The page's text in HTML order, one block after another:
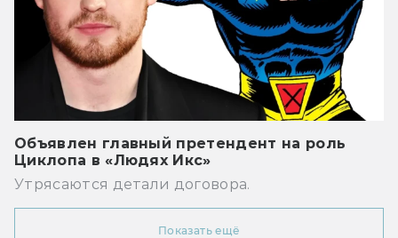
Объявлен главный претендент на роль
Циклопа в «Людях Икс»
Утрясаются детали договора.
Показать ещё